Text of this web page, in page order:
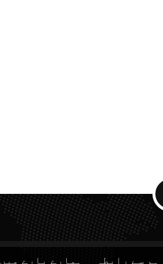
ہم سے رابطہ ہمارے بارے میں